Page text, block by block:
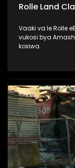
Rolle Land
Vaaki va le Rolle
vukosi bya
koxiwa.